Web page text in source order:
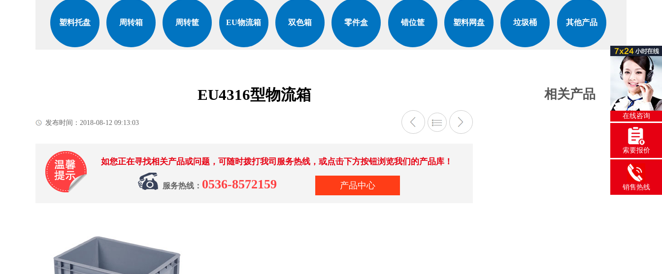
塑料托盘 周转箱 周转筐 EU物流箱 双色箱 零件盒 错位筐 塑料网盘 垃圾桶 其他产品
EU4316型物流箱
发布时间：2018-08-12 09:13:03
如您正在寻找相关产品或问题，可随时拨打我司服务热线，或点击下方按钮浏览我们的产品库！
服务热线： 0536-8572159 产品中心
相关产品
在线咨询
索要报价
销售热线